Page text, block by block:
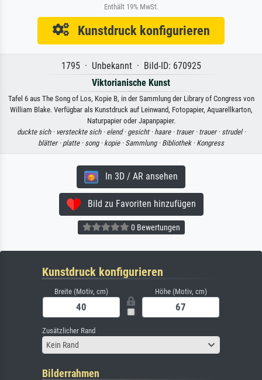
Enthält 19% MwSt.
Kunstdruck konfigurieren
1795 · Unbekannt · Bild-ID: 670925
Viktorianische Kunst
Tafel 6 aus The Song of Los, Kopie B, in der Sammlung der Library of Congress von
William Blake. Verfügbar als Kunstdruck auf Leinwand, Fotopapier, Aquarellkarton,
Naturpapier oder Japanpapier.
duckte sich · versteckte sich · elend · gesicht · haare · trauer · trauer · strudel ·
blätter · platte · song · kopie · Sammlung · Bibliothek · Kongress
In 3D / AR ansehen
Bild zu Favoriten hinzufügen
0 Bewertungen
Kunstdruck konfigurieren
Breite (Motiv, cm) Höhe (Motiv, cm)
Zusätzlicher Rand
Kein Rand
Bilderrahmen